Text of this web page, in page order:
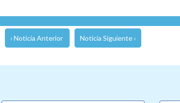
‹ Noticia Anterior Noticia Siguiente ›